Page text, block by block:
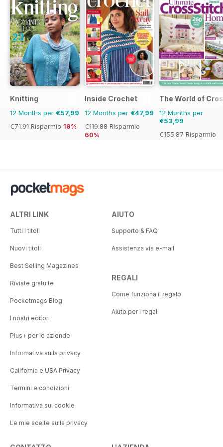
Knitting
12 Months per €57,99
€71.91 Risparmio 19%
Inside Crochet
12 Months per €47,99
€119.88 Risparmio
60%
The World of
12 Months per
€53,99
€155.87 Risparmio
ALTRI LINK
Tutti i titoli
Nuovi titoli
Best Selling Magazines
Riviste gratuite
Pocketmags Blog
I nostri editori
Plus+ per le aziende
Informativa sulla privacy
California e USA Privacy
Termini e condizioni
Informativa sui cookie
Le mie scelte sulla privacy
AIUTO
Supporto & FAQ
Assistenza via e-mail
REGALI
Come funziona il regalo
Aiuto per i regali